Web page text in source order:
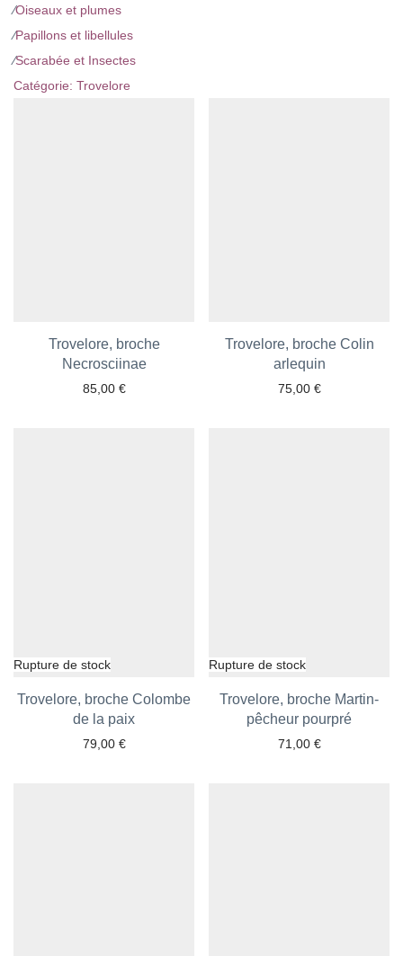
⁄Oiseaux et plumes
⁄Papillons et libellules
⁄Scarabée et Insectes
Catégorie: Trovelore
Trovelore, broche
Necrosciinae
85,00 €
Ajouter aux favoris
Trovelore, broche Colin
arlequin
75,00 €
Ajouter aux favoris
Trovelore, broche Colombe
de la paix
79,00 €
Ajouter aux favoris
Trovelore, broche Martin-
pêcheur pourpré
71,00 €
Ajouter aux favoris